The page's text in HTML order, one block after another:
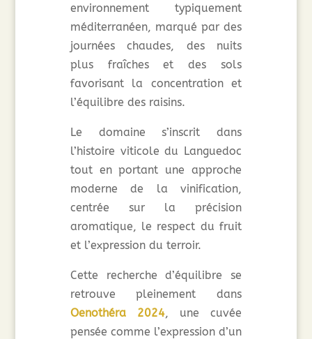
environnement typiquement
méditerranéen, marqué par des
journées chaudes, des nuits
plus fraîches et des sols
favorisant la concentration et
l’équilibre des raisins.
Le domaine s’inscrit dans
l’histoire viticole du Languedoc
tout en portant une approche
moderne de la vinification,
centrée sur la précision
aromatique, le respect du fruit
et l’expression du terroir.
Cette recherche d’équilibre se
retrouve pleinement dans
Oenothéra 2024, une cuvée
pensée comme l’expression d’un